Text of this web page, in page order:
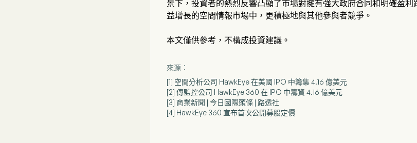
景下，投資者的熱烈反響凸顯了市場對擁有強大政府合同和明確盈
益增長的空間情報市場中，更積極地與其他參與者競爭。
本文僅供參考，不構成投資建議。
來源：
[1] 空間分析公司 HawkEye 在美國 IPO 中籌集 4.16 億美元
[2] 傳監控公司 HawkEye 360 在 IPO 中籌資 4.16 億美元
[3] 商業新聞 | 今日國際頭條 | 路透社
[4] HawkEye 360 宣布首次公開募股定價